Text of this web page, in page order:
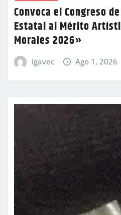
Convoca el Congreso
Estatal al Mérito
Morales 2026»
igavec Ago 1, 2026